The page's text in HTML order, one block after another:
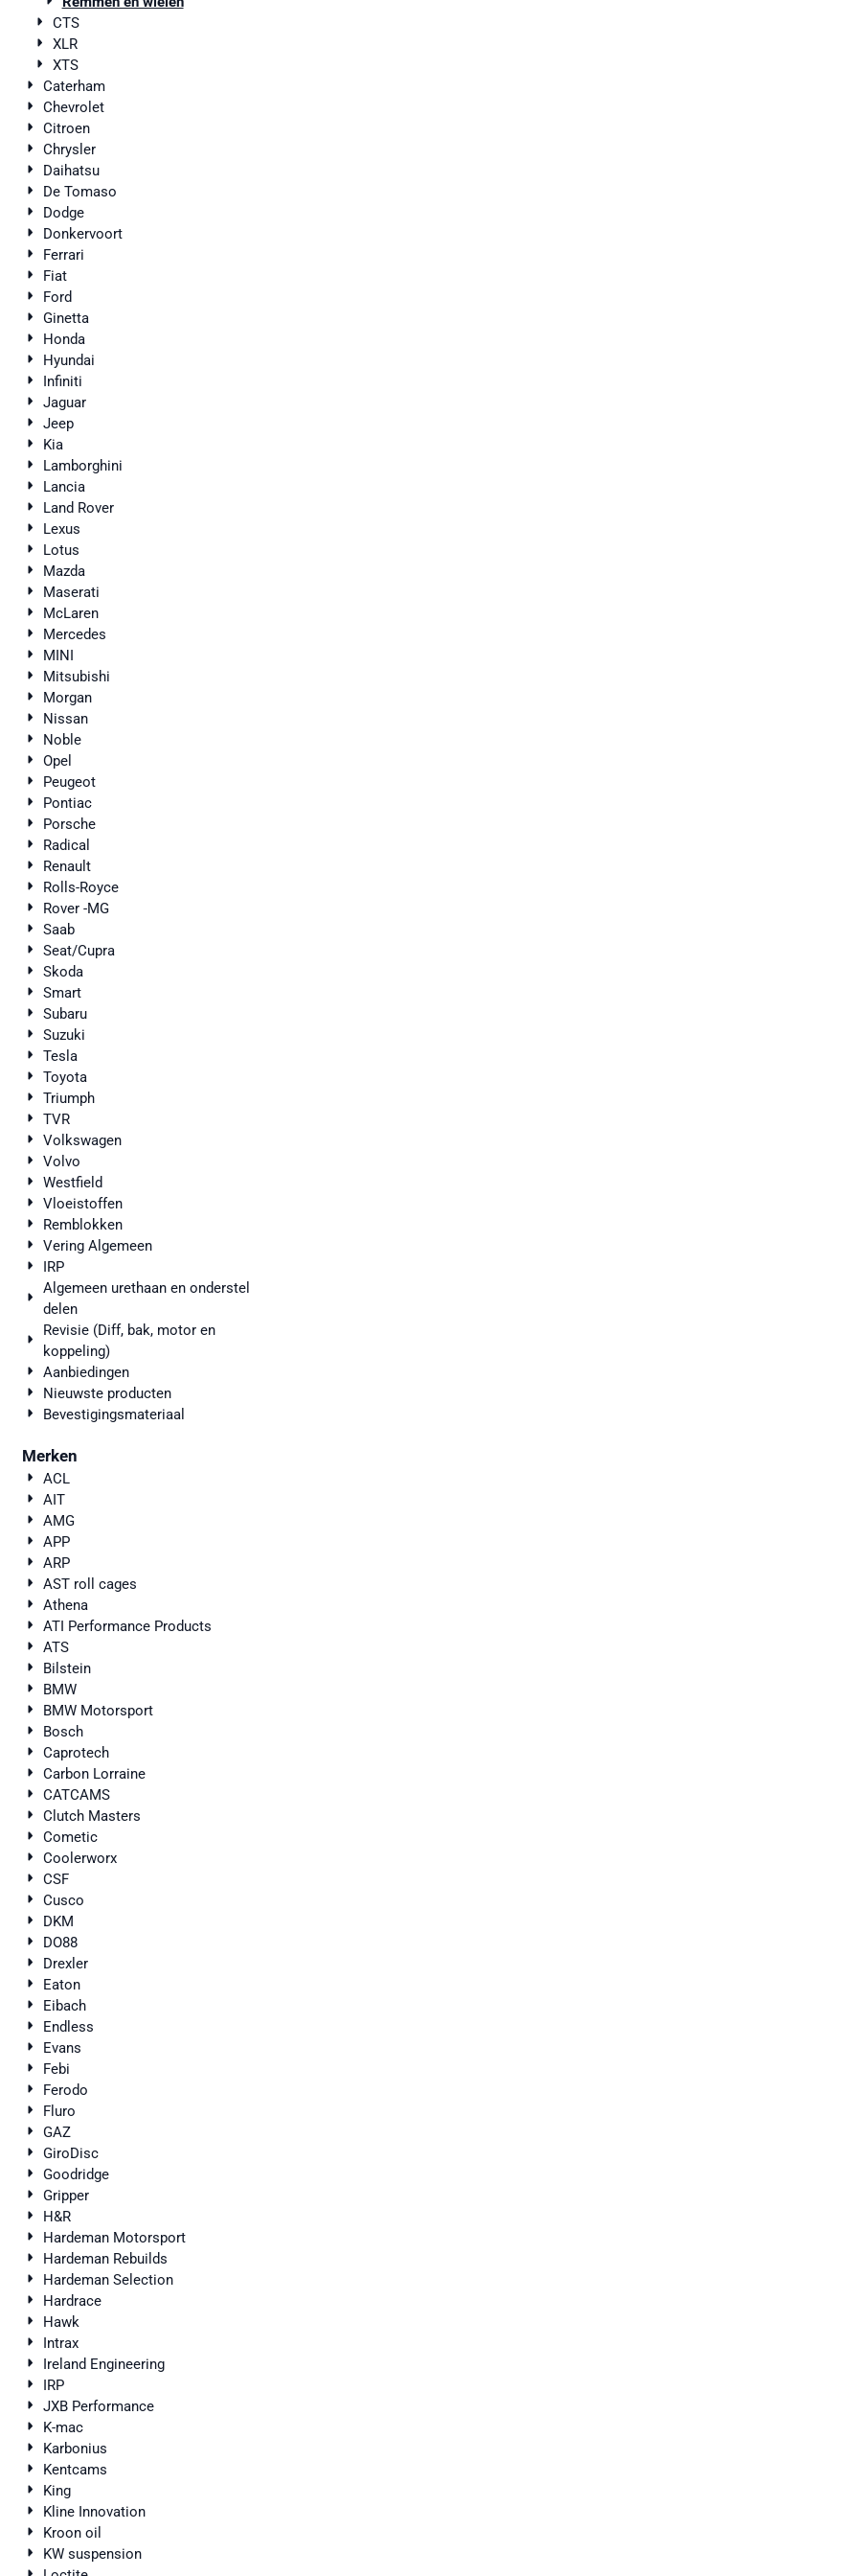
CTS
XLR
XTS
Caterham
Chevrolet
Citroen
Chrysler
Daihatsu
De Tomaso
Dodge
Donkervoort
Ferrari
Fiat
Ford
Ginetta
Honda
Hyundai
Infiniti
Jaguar
Jeep
Kia
Lamborghini
Lancia
Land Rover
Lexus
Lotus
Mazda
Maserati
McLaren
Mercedes
MINI
Mitsubishi
Morgan
Nissan
Noble
Opel
Peugeot
Pontiac
Porsche
Radical
Renault
Rolls-Royce
Rover -MG
Saab
Seat/Cupra
Skoda
Smart
Subaru
Suzuki
Tesla
Toyota
Triumph
TVR
Volkswagen
Volvo
Westfield
Vloeistoffen
Remblokken
Vering Algemeen
IRP
Algemeen urethaan en onderstel
delen
Revisie (Diff, bak, motor en
koppeling)
Aanbiedingen
Nieuwste producten
Bevestigingsmateriaal
Merken
ACL
AIT
AMG
APP
ARP
AST roll cages
Athena
ATI Performance Products
ATS
Bilstein
BMW
BMW Motorsport
Bosch
Caprotech
Carbon Lorraine
CATCAMS
Clutch Masters
Cometic
Coolerworx
CSF
Cusco
DKM
DO88
Drexler
Eaton
Eibach
Endless
Evans
Febi
Ferodo
Fluro
GAZ
GiroDisc
Goodridge
Gripper
H&R
Hardeman Motorsport
Hardeman Rebuilds
Hardeman Selection
Hardrace
Hawk
Intrax
Ireland Engineering
IRP
JXB Performance
K-mac
Karbonius
Kentcams
King
Kline Innovation
Kroon oil
KW suspension